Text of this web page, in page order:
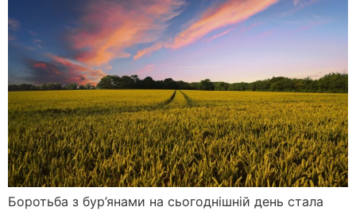
Боротьба з бур’янами на сьогоднішній день стала